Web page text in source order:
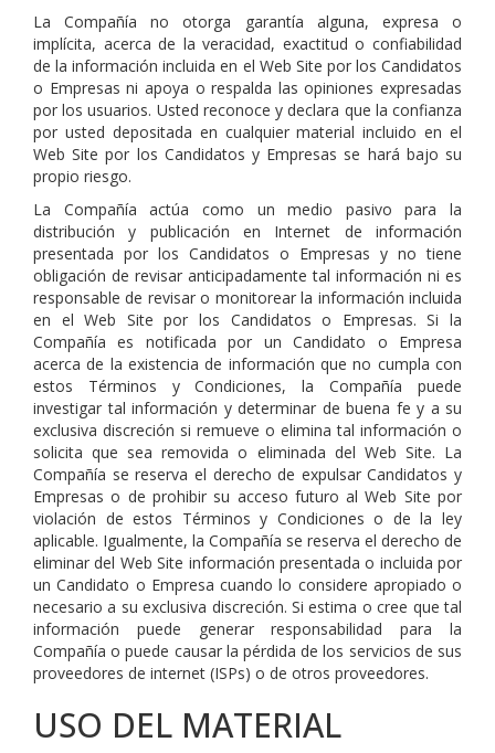
La Compañía no otorga garantía alguna, expresa o
implícita, acerca de la veracidad, exactitud o confiabilidad
de la información incluida en el Web Site por los Candidatos
o Empresas ni apoya o respalda las opiniones expresadas
por los usuarios. Usted reconoce y declara que la confianza
por usted depositada en cualquier material incluido en el
Web Site por los Candidatos y Empresas se hará bajo su
propio riesgo.
La Compañía actúa como un medio pasivo para la
distribución y publicación en Internet de información
presentada por los Candidatos o Empresas y no tiene
obligación de revisar anticipadamente tal información ni es
responsable de revisar o monitorear la información incluida
en el Web Site por los Candidatos o Empresas. Si la
Compañía es notificada por un Candidato o Empresa
acerca de la existencia de información que no cumpla con
estos Términos y Condiciones, la Compañía puede
investigar tal información y determinar de buena fe y a su
exclusiva discreción si remueve o elimina tal información o
solicita que sea removida o eliminada del Web Site. La
Compañía se reserva el derecho de expulsar Candidatos y
Empresas o de prohibir su acceso futuro al Web Site por
violación de estos Términos y Condiciones o de la ley
aplicable. Igualmente, la Compañía se reserva el derecho de
eliminar del Web Site información presentada o incluida por
un Candidato o Empresa cuando lo considere apropiado o
necesario a su exclusiva discreción. Si estima o cree que tal
información puede generar responsabilidad para la
Compañía o puede causar la pérdida de los servicios de sus
proveedores de internet (ISPs) o de otros proveedores.
USO DEL MATERIAL